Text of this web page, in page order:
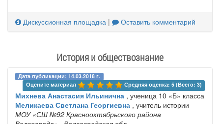
Дискуссионная площадка | Оставить комментарий
История и обществознание
Дата публикации: 14.03.2018 г.
Оцените материал
Средняя оценка: 5 (Всего: 3)
Михнева Анастасия Ильинична , ученица 10 «Б» класса
Меликаева Светлана Георгиевна , учитель истории
МОУ «СШ №92 Краснооктябрьского района